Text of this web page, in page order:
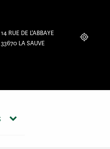
14 RUE DE L'ABBAYE
33670 LA SAUVE
Localiser